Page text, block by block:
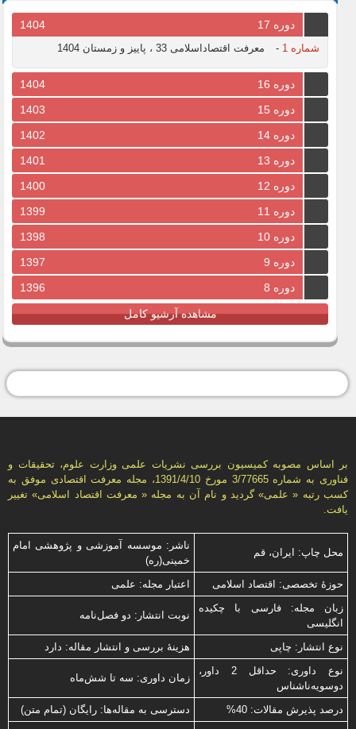
دوره 17 1404
شماره 1 - معرفت اقتصاداسلامی 33 ، پاییز و زمستان 1404
دوره 16
1404
دوره 15
1403
دوره 14
1402
دوره 13
1401
دوره 12
1400
دوره 11
1399
دوره 10
1398
دوره 9
1397
دوره 8
1396
مشاهده آرشیو کامل
بر اساس مصوبه کمیسیون بررسی نشریات علمی وزارت علوم، تحقیقات و
فناوری به شماره 3/77665 مورخ 1391/4/10، مجله معرفت اقتصادی موفق به
کسب رتبه « علمی» گردید و نام آن به مجله « معرفت اقتصاد اسلامی» تغییر
یافت.
محل چاپ: ایران، قم
ناشر: موسسه آموزشی و پژوهشی امام
خمینی(ره)
حوزۀ تخصصی: اقتصاد اسلامی
اعتبار مجله: علمی
زبان مجله: فارسی با چكیده
انگلیسی
نوبت انتشار: دو فصل‌نامه
نوع انتشار: چاپی
هزینۀ بررسی و انتشار مقاله: دارد
نوع داوری: حداقل 2 داور،
دوسویه‌ناشناس
زمان داوری: سه تا شش‌ماه
درصد پذیرش مقالات: 40%
دسترسی به مقاله‌ها: رایگان (تمام متن)